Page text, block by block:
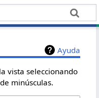
Ayuda
vista seleccionando
minúsculas.